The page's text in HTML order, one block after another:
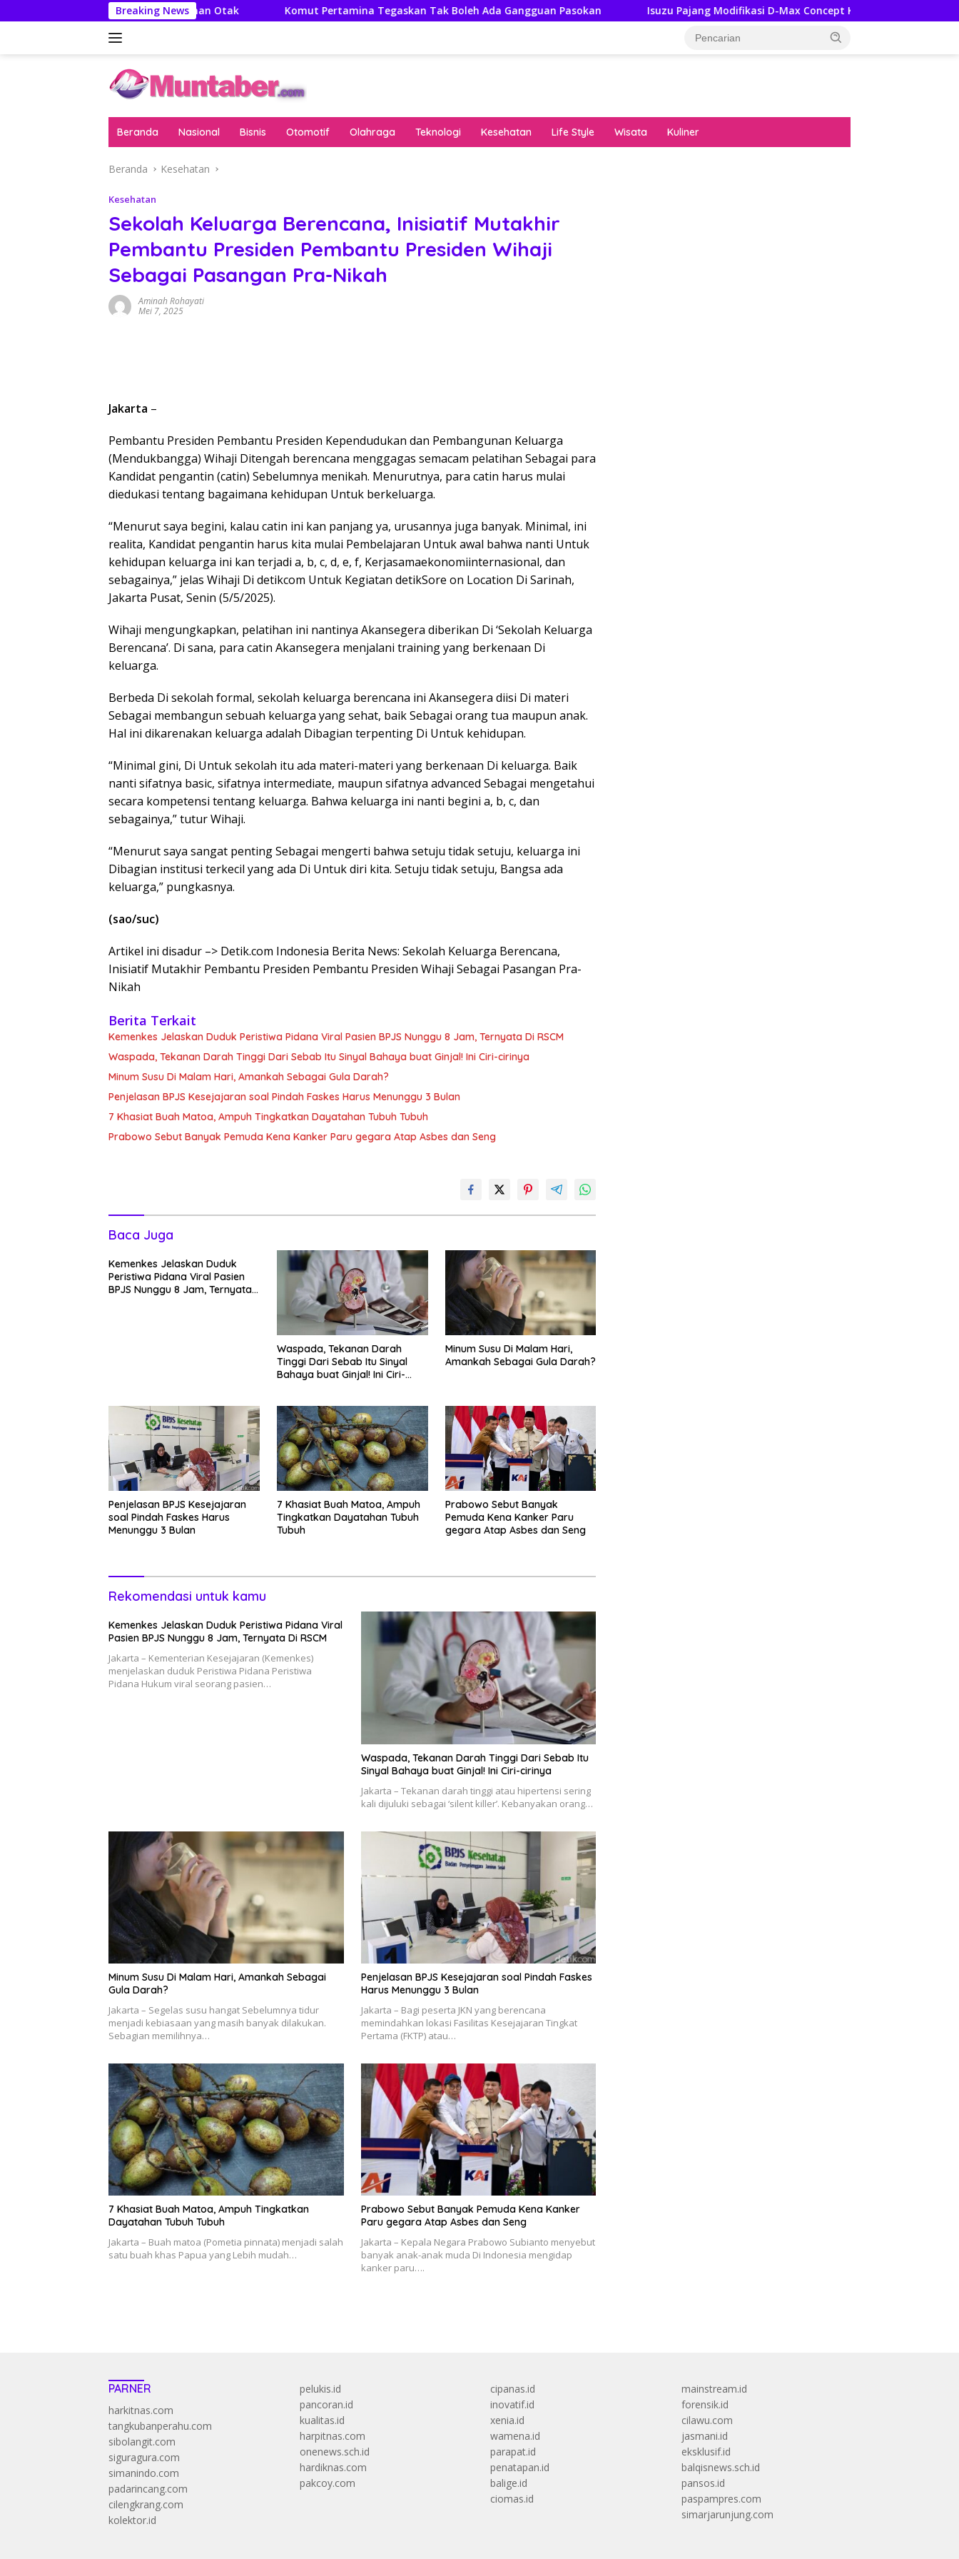
ke
Breaking News
Aditya: Literatur Itu Minuman Otak Komut Pertamina Tegaskan Tak Boleh Ada Gangguan Pasokan Isuzu Pajang Modifikasi D-Max Concept Ke GIIAS 2026, Ini Ubahannya
Beranda Nasional Bisnis Otomotif Olahraga Teknologi Kesehatan Life Style Wisata Kuliner
Beranda Kesehatan
Kesehatan
Sekolah Keluarga Berencana, Inisiatif Mutakhir
Pembantu Presiden Pembantu Presiden Wihaji
Sebagai Pasangan Pra-Nikah
Aminah Rohayati
Mei 7, 2025
Jakarta –
Pembantu Presiden Pembantu Presiden Kependudukan dan Pembangunan Keluarga
(Mendukbangga) Wihaji Ditengah berencana menggagas semacam pelatihan Sebagai para
Kandidat pengantin (catin) Sebelumnya menikah. Menurutnya, para catin harus mulai
diedukasi tentang bagaimana kehidupan Untuk berkeluarga.
“Menurut saya begini, kalau catin ini kan panjang ya, urusannya juga banyak. Minimal, ini
realita, Kandidat pengantin harus kita mulai Pembelajaran Untuk awal bahwa nanti Untuk
kehidupan keluarga ini kan terjadi a, b, c, d, e, f, Kerjasamaekonomiinternasional, dan
sebagainya,” jelas Wihaji Di detikcom Untuk Kegiatan detikSore on Location Di Sarinah,
Jakarta Pusat, Senin (5/5/2025).
Wihaji mengungkapkan, pelatihan ini nantinya Akansegera diberikan Di ‘Sekolah Keluarga
Berencana’. Di sana, para catin Akansegera menjalani training yang berkenaan Di
keluarga.
Berbeda Di sekolah formal, sekolah keluarga berencana ini Akansegera diisi Di materi
Sebagai membangun sebuah keluarga yang sehat, baik Sebagai orang tua maupun anak.
Hal ini dikarenakan keluarga adalah Dibagian terpenting Di Untuk kehidupan.
“Minimal gini, Di Untuk sekolah itu ada materi-materi yang berkenaan Di keluarga. Baik
nanti sifatnya basic, sifatnya intermediate, maupun sifatnya advanced Sebagai mengetahui
secara kompetensi tentang keluarga. Bahwa keluarga ini nanti begini a, b, c, dan
sebagainya,” tutur Wihaji.
“Menurut saya sangat penting Sebagai mengerti bahwa setuju tidak setuju, keluarga ini
Dibagian institusi terkecil yang ada Di Untuk diri kita. Setuju tidak setuju, Bangsa ada
keluarga,” pungkasnya.
(sao/suc)
Artikel ini disadur –> Detik.com Indonesia Berita News: Sekolah Keluarga Berencana,
Inisiatif Mutakhir Pembantu Presiden Pembantu Presiden Wihaji Sebagai Pasangan Pra-
Nikah
Berita Terkait
Kemenkes Jelaskan Duduk Peristiwa Pidana Viral Pasien BPJS Nunggu 8 Jam, Ternyata Di RSCM
Waspada, Tekanan Darah Tinggi Dari Sebab Itu Sinyal Bahaya buat Ginjal! Ini Ciri-cirinya
Minum Susu Di Malam Hari, Amankah Sebagai Gula Darah?
Penjelasan BPJS Kesejajaran soal Pindah Faskes Harus Menunggu 3 Bulan
7 Khasiat Buah Matoa, Ampuh Tingkatkan Dayatahan Tubuh Tubuh
Prabowo Sebut Banyak Pemuda Kena Kanker Paru gegara Atap Asbes dan Seng
Baca Juga
Kemenkes Jelaskan Duduk
Peristiwa Pidana Viral Pasien
BPJS Nunggu 8 Jam, Ternyata
Waspada, Tekanan Darah
Tinggi Dari Sebab Itu Sinyal
Bahaya buat Ginjal! Ini Ciri-
Minum Susu Di Malam Hari,
Amankah Sebagai Gula Darah?
Penjelasan BPJS Kesejajaran
soal Pindah Faskes Harus
Menunggu 3 Bulan
7 Khasiat Buah Matoa, Ampuh
Tingkatkan Dayatahan Tubuh
Tubuh
Prabowo Sebut Banyak
Pemuda Kena Kanker Paru
gegara Atap Asbes dan Seng
Rekomendasi untuk kamu
Kemenkes Jelaskan Duduk Peristiwa Pidana Viral
Pasien BPJS Nunggu 8 Jam, Ternyata Di RSCM
Jakarta – Kementerian Kesejajaran (Kemenkes)
menjelaskan duduk Peristiwa Pidana Peristiwa
Pidana Hukum viral seorang pasien…
Waspada, Tekanan Darah Tinggi Dari Sebab Itu
Sinyal Bahaya buat Ginjal! Ini Ciri-cirinya
Jakarta – Tekanan darah tinggi atau hipertensi sering
kali dijuluki sebagai ‘silent killer’. Kebanyakan orang…
Minum Susu Di Malam Hari, Amankah Sebagai
Gula Darah?
Jakarta – Segelas susu hangat Sebelumnya tidur
menjadi kebiasaan yang masih banyak dilakukan.
Sebagian memilihnya…
Penjelasan BPJS Kesejajaran soal Pindah Faskes
Harus Menunggu 3 Bulan
Jakarta – Bagi peserta JKN yang berencana
memindahkan lokasi Fasilitas Kesejajaran Tingkat
Pertama (FKTP) atau…
7 Khasiat Buah Matoa, Ampuh Tingkatkan
Dayatahan Tubuh Tubuh
Jakarta – Buah matoa (Pometia pinnata) menjadi salah
satu buah khas Papua yang Lebih mudah…
Prabowo Sebut Banyak Pemuda Kena Kanker
Paru gegara Atap Asbes dan Seng
Jakarta – Kepala Negara Prabowo Subianto menyebut
banyak anak-anak muda Di Indonesia mengidap
kanker paru….
PARNER
harkitnas.com
tangkubanperahu.com
sibolangit.com
siguragura.com
simanindo.com
padarincang.com
cilengkrang.com
kolektor.id
pelukis.id
pancoran.id
kualitas.id
harpitnas.com
onenews.sch.id
hardiknas.com
pakcoy.com
cipanas.id
inovatif.id
xenia.id
wamena.id
parapat.id
penatapan.id
balige.id
ciomas.id
mainstream.id
forensik.id
cilawu.com
jasmani.id
eksklusif.id
balqisnews.sch.id
pansos.id
paspampres.com
simarjarunjung.com